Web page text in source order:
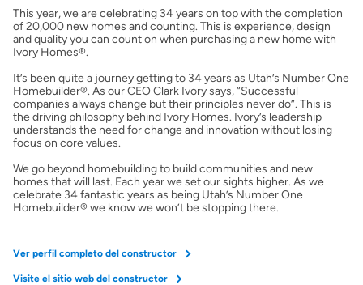
Obtener ofertas por mi casa
This year, we are celebrating 34 years on top with the completion
of 20,000 new homes and counting. This is experience, design
and quality you can count on when purchasing a new home with
Ivory Homes®.
It’s been quite a journey getting to 34 years as Utah’s Number One
Homebuilder®. As our CEO Clark Ivory says, “Successful
companies always change but their principles never do”. This is
the driving philosophy behind Ivory Homes. Ivory’s leadership
understands the need for change and innovation without losing
focus on core values.
We go beyond homebuilding to build communities and new
homes that will last. Each year we set our sights higher. As we
celebrate 34 fantastic years as being Utah’s Number One
Homebuilder® we know we won’t be stopping there.
Ver perfil completo del constructor
Visite el sitio web del constructor